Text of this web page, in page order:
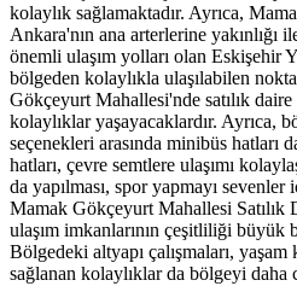
kolaylık sağlamaktadır. Ayrıca,
Ankara'nın ana arterlerine yakınlığı
önemli ulaşım yolları olan Eskişehir
bölgeden kolaylıkla ulaşılabilen
Gökçeyurt Mahallesi'nde satılık
kolaylıklar yaşayacaklardır. Ayrıca,
seçenekleri arasında minibüs hatları
hatları, çevre semtlere ulaşımı
da yapılması, spor yapmayı
Mamak Gökçeyurt Mahallesi Satılık
ulaşım imkanlarının çeşitliliği büyük
Bölgedeki altyapı çalışmaları, yaşam
sağlanan kolaylıklar da bölgeyi daha